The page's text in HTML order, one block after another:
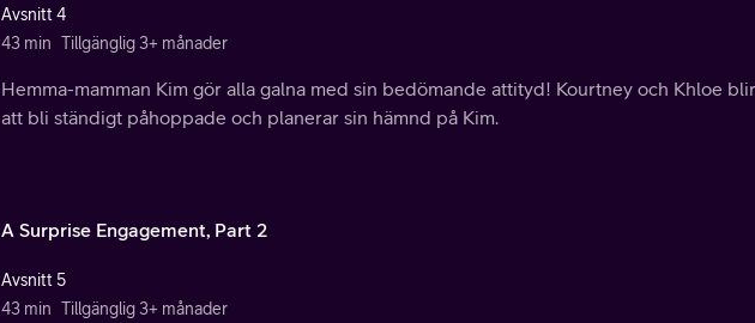
Avsnitt 4
43 min Tillgänglig 3+ månader
Hemma-mamman Kim gör alla galna med sin bedömande attityd! Kourtney och Khloe
att bli ständigt påhoppade och planerar sin hämnd på Kim.
A Surprise Engagement, Part 2
Avsnitt 5
43 min Tillgänglig 3+ månader